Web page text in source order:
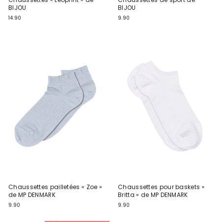
BIJOU
14.90
BIJOU
9.90
Chaussettes pailletées « Zoe »
de MP DENMARK
9.90
Chaussettes pour baskets «
Britta » de MP DENMARK
9.90